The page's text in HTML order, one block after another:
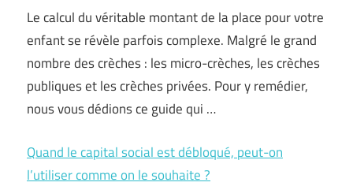
Le calcul du véritable montant de la place pour votre
enfant se révèle parfois complexe. Malgré le grand
nombre des crèches : les micro-crèches, les crèches
publiques et les crèches privées. Pour y remédier,
nous vous dédions ce guide qui …
Quand le capital social est débloqué, peut-on
l’utiliser comme on le souhaite ?